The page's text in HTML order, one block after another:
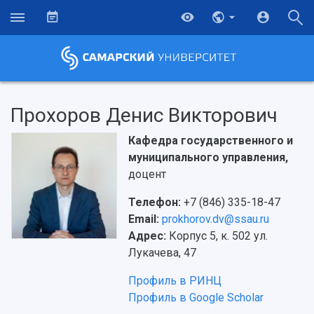
Прохоров Денис Викторович
Кафедра государственного и
муниципального управления,
доцент
Телефон: +7 (846) 335-18-47
Email: prokhorov.dv@ssau.ru
Адрес: Корпус 5, к. 502 ул.
Лукачева, 47
Профиль в РИНЦ
Профиль в Google Scholar